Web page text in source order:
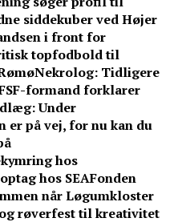
siddekuber ved Højer
i front for
topfodbold til
Nekrolog: Tidligere
SF-formand forklarer
Under
på vej, for nu kan du
hos
hos SEAFonden
når Løgumkloster
røverfest til kreativitet